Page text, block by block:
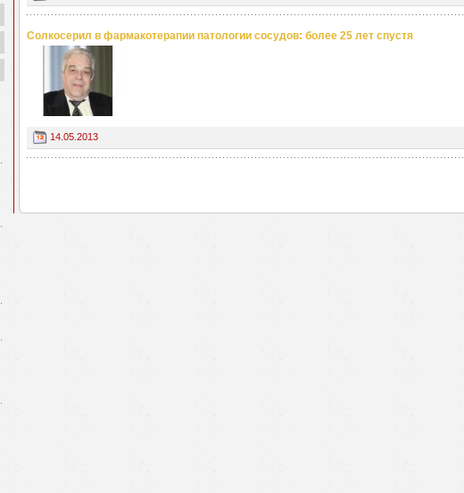
Солкосерил в фармакотерапии патологии сосудов: более 25 лет спустя
14.05.2013